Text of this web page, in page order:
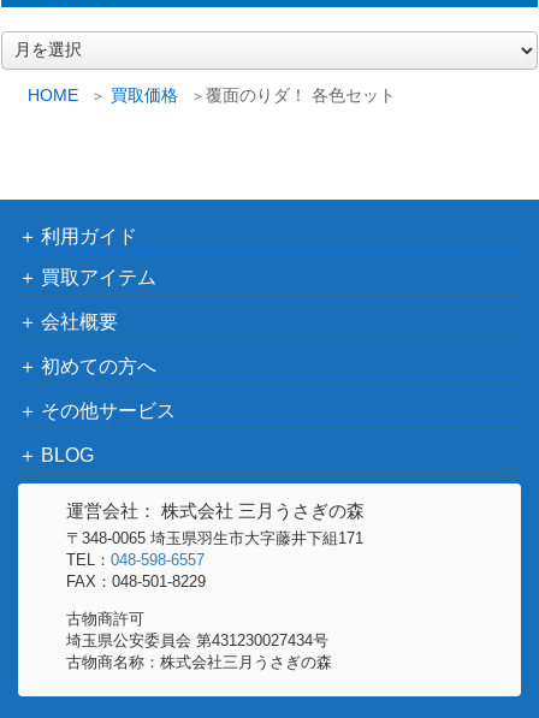
HOME 買取価格 覆面のりダ！ 各色セット
ー
利用ガイド
買取アイテム
会社概要
初めての方へ
その他サービス
BLOG
運営会社： 株式会社 三月うさぎの森
〒348-0065 埼玉県羽生市大字藤井下組171
TEL： 048-598-6557
FAX：048-501-8229
古物商許可
埼玉県公安委員会 第431230027434号
古物商名称：株式会社三月うさぎの森